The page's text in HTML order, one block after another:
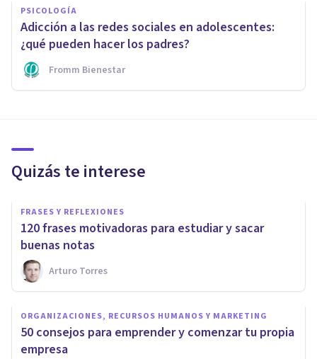
PSICOLOGÍA
Adicción a las redes sociales en adolescentes:
¿qué pueden hacer los padres?
Fromm Bienestar
Quizás te interese
FRASES Y REFLEXIONES
120 frases motivadoras para estudiar y sacar
buenas notas
Arturo Torres
ORGANIZACIONES, RECURSOS HUMANOS Y MARKETING
​50 consejos para emprender y comenzar tu propia
empresa